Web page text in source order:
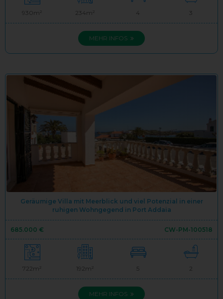
930m² 234m² 4 3
MEHR INFOS
Geräumige Villa mit Meerblick und viel Potenzial in einer
ruhigen Wohngegend in Port Addaia
685.000 € CW-PM-100518
722m² 192m² 5 2
MEHR INFOS